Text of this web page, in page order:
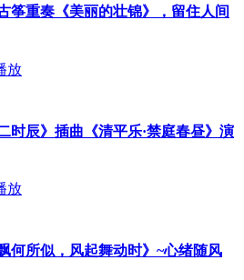
筝重奏《美丽的壮锦》，留住人间
放
时辰》插曲《清平乐·禁庭春昼》演
放
何所似，风起舞动时》~心绪随风